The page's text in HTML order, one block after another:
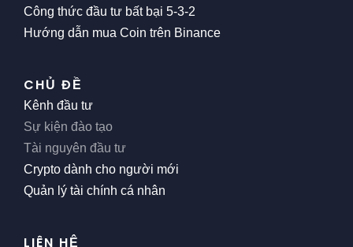
Công thức đầu tư bất bại 5-3-2
Hướng dẫn mua Coin trên Binance
CHỦ ĐỀ
Kênh đầu tư
Sự kiện đào tạo
Tài nguyên đầu tư
Crypto dành cho người mới
Quản lý tài chính cá nhân
LIÊN HỆ